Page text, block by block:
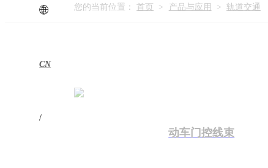
CN
/
您的当前位置：首页 > 产品与应用 > 轨道交通
动车门控线束